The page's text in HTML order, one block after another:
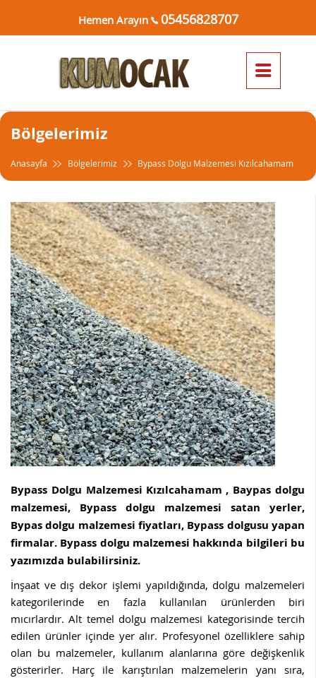
Hemen Arayın 05456828707
Bölgelerimiz
Anasayfa Bölgelerimiz Bypass Dolgu Malzemesi Kızılcahamam
Bypass Dolgu Malzemesi Kızılcahamam , Baypas dolgu
malzemesi, Bypass dolgu malzemesi satan yerler,
Bypas dolgu malzemesi fiyatları, Bypass dolgusu yapan
firmalar. Bypass dolgu malzemesi hakkında bilgileri bu
yazımızda bulabilirsiniz.
İnşaat ve dış dekor işlemi yapıldığında, dolgu malzemeleri
kategorilerinde en fazla kullanılan ürünlerden biri
mıcırlardır. Alt temel dolgu malzemesi kategorisinde tercih
edilen ürünler içinde yer alır. Profesyonel özelliklere sahip
olan bu malzemeler, kullanım alanlarına göre değişkenlik
gösterirler. Harç ile karıştırılan malzemelerin yanı sıra,